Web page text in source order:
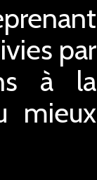
par
à la
mieux